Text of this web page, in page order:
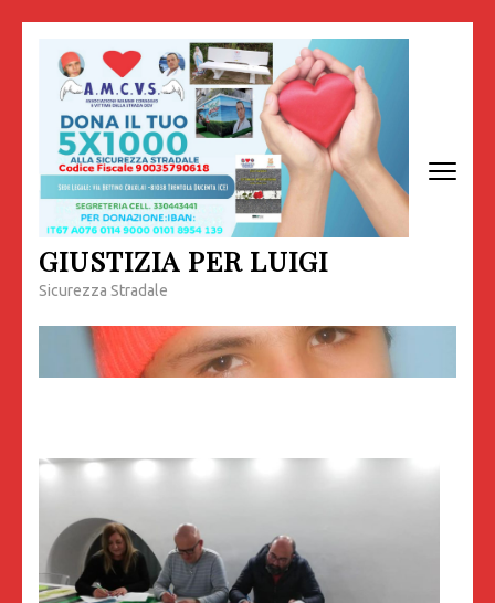
contenuto
(premi
invio)
GIUSTIZIA PER LUIGI
Sicurezza Stradale